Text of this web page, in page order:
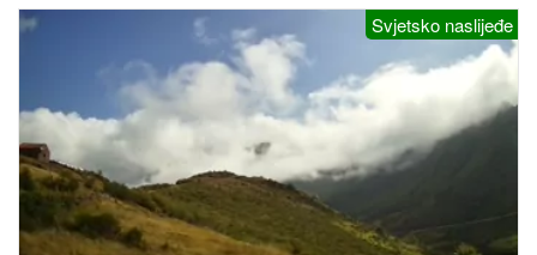
Svjetsko naslijeđe